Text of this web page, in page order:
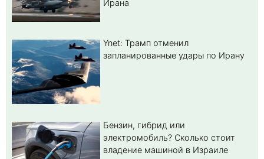
Ирана
Ynet: Трамп отменил
запланированные удары по Ирану
Бензин, гибрид или
электромобиль? Cколько стоит
владение машиной в Израиле